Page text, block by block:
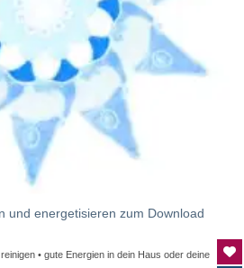
und energetisieren zum Download
• gute Energien in dein Haus oder deine